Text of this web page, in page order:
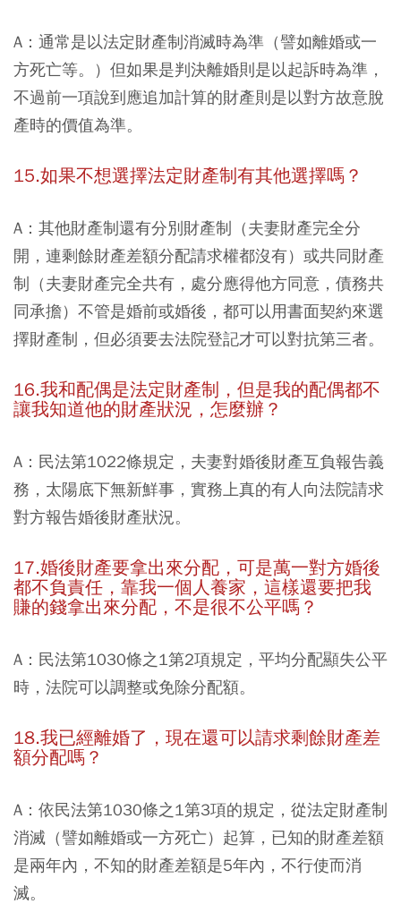
A：通常是以法定財產制消滅時為準（譬如離婚或一
方死亡等。）但如果是判決離婚則是以起訴時為準，
不過前一項說到應追加計算的財產則是以對方故意脫
產時的價值為準。
15.如果不想選擇法定財產制有其他選擇嗎？
A：其他財產制還有分別財產制（夫妻財產完全分
開，連剩餘財產差額分配請求權都沒有）或共同財產
制（夫妻財產完全共有，處分應得他方同意，債務共
同承擔）不管是婚前或婚後，都可以用書面契約來選
擇財產制，但必須要去法院登記才可以對抗第三者。
16.我和配偶是法定財產制，但是我的配偶都不
讓我知道他的財產狀況，怎麼辦？
A：民法第1022條規定，夫妻對婚後財產互負報告義
務，太陽底下無新鮮事，實務上真的有人向法院請求
對方報告婚後財產狀況。
17.婚後財產要拿出來分配，可是萬一對方婚後
都不負責任，靠我一個人養家，這樣還要把我
賺的錢拿出來分配，不是很不公平嗎？
A：民法第1030條之1第2項規定，平均分配顯失公平
時，法院可以調整或免除分配額。
18.我已經離婚了，現在還可以請求剩餘財產差
額分配嗎？
A：依民法第1030條之1第3項的規定，從法定財產制
消滅（譬如離婚或一方死亡）起算，已知的財產差額
是兩年內，不知的財產差額是5年內，不行使而消
滅。